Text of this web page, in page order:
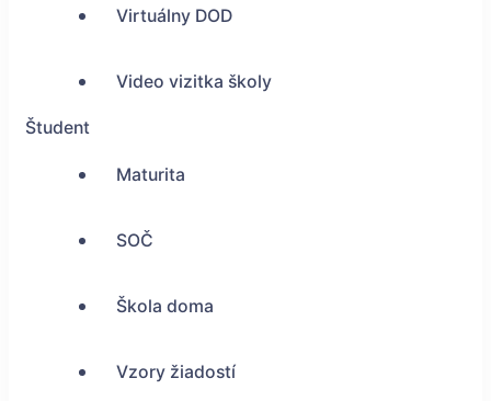
Virtuálny DOD
Video vizitka školy
Študent
Maturita
SOČ
Škola doma
Vzory žiadostí